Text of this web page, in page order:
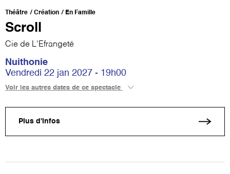
Théâtre Création En Famille
Scroll
Cie de L'Efrangeté
Nuithonie
Vendredi 22 jan 2027 - 19h00
Voir les autres dates de ce spectacle
Plus d'infos